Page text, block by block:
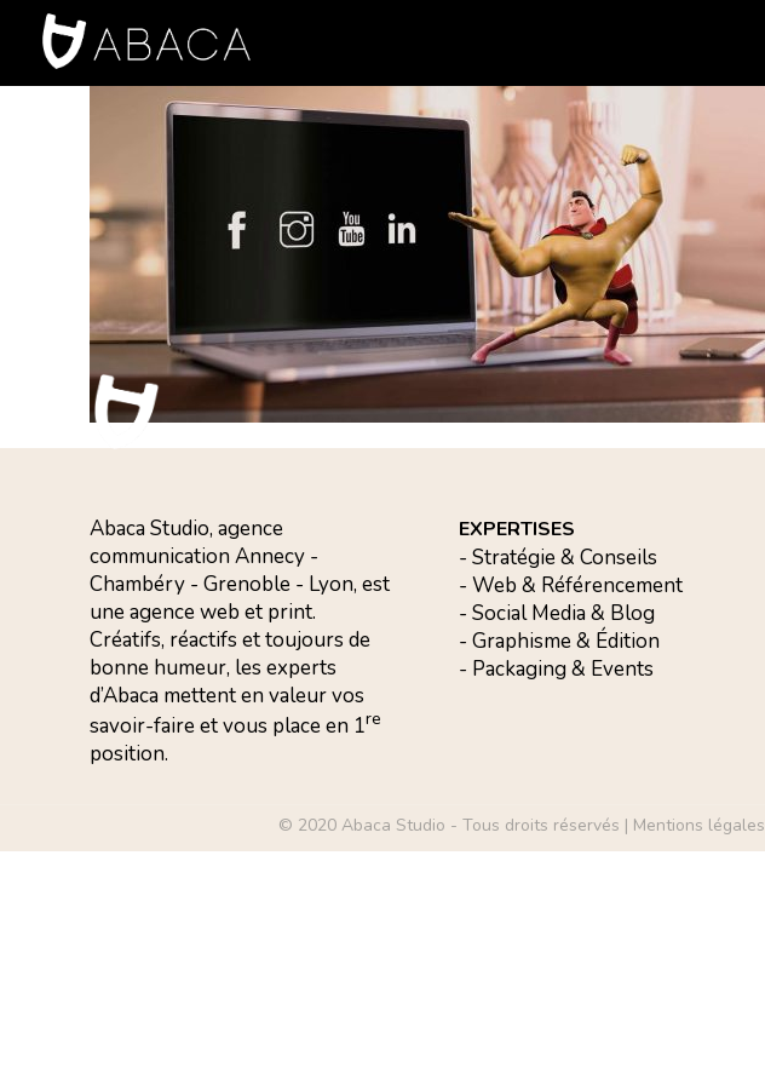
Abaca Studio, agence
communication Annecy -
Chambéry - Grenoble - Lyon, est
une agence web et print.
Créatifs, réactifs et toujours de
bonne humeur, les experts
d’Abaca mettent en valeur vos
savoir-faire et vous place en 1re
position.
EXPERTISES
- Stratégie & Conseils
- Web & Référencement
- Social Media & Blog
- Graphisme & Édition
- Packaging & Events
© 2020 Abaca Studio - Tous droits réservés | Mentions légales